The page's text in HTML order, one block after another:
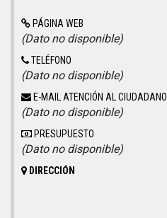
PÁGINA WEB
(Dato no disponible)
TELÉFONO
(Dato no disponible)
E-MAIL ATENCIÓN AL CIUDADANO
(Dato no disponible)
PRESUPUESTO
(Dato no disponible)
DIRECCIÓN